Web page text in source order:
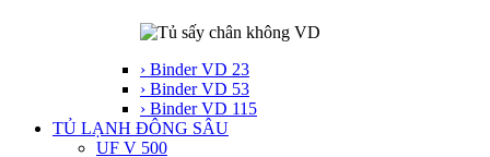
› Binder VD 23
› Binder VD 53
› Binder VD 115
TỦ LẠNH ĐÔNG SÂU
UF V 500